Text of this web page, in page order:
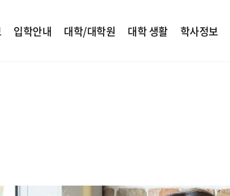
입학안내 대학/대학원 대학 생활 학사정보